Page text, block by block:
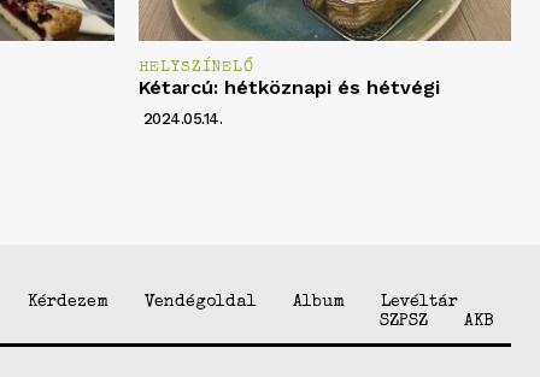
HELYSZÍNELŐ
Kétarcú: hétköznapi és hétvégi
2024.05.14.
Kérdezem Vendégoldal Album
Levéltár
SZPSZ
AKB